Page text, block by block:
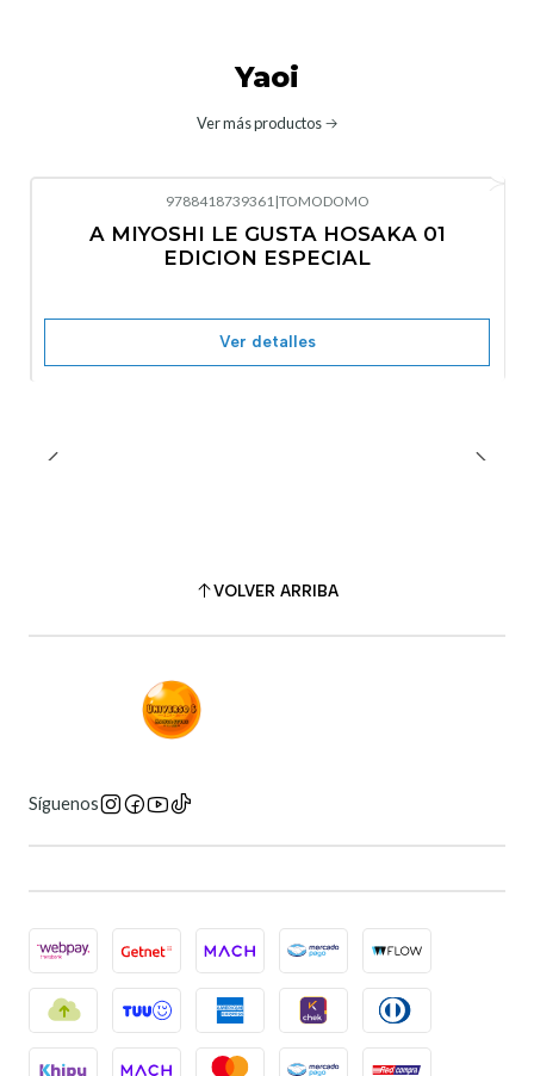
Yaoi
Ver más productos
9788418739361 |TOMODOMO
A MIYOSHI LE GUSTA HOSAKA 01
EDICION ESPECIAL
Ver detalles
VOLVER ARRIBA
Síguenos